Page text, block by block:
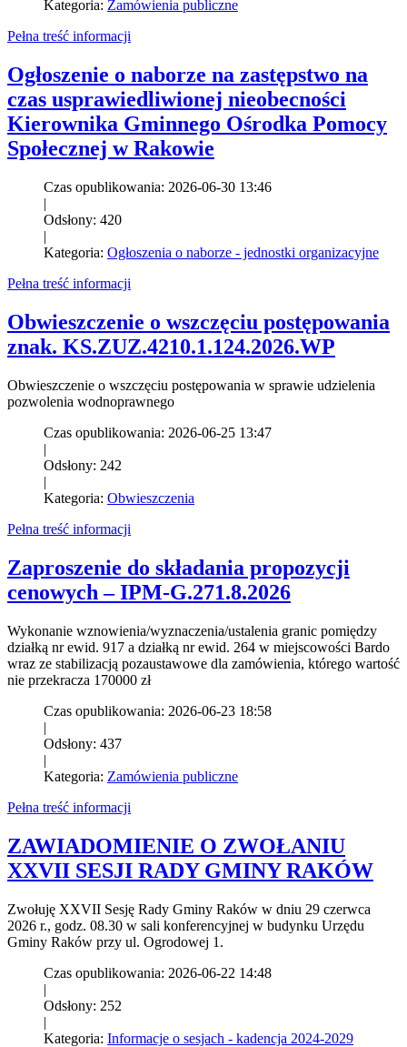
Kategoria: Zamówienia publiczne
Pełna treść informacji
Ogłoszenie o naborze na zastępstwo na
czas usprawiedliwionej nieobecności
Kierownika Gminnego Ośrodka Pomocy
Społecznej w Rakowie
Czas opublikowania: 2026-06-30 13:46
|
Odsłony: 420
|
Kategoria: Ogłoszenia o naborze - jednostki organizacyjne
Pełna treść informacji
Obwieszczenie o wszczęciu postępowania
znak. KS.ZUZ.4210.1.124.2026.WP
Obwieszczenie o wszczęciu postępowania w sprawie udzielenia
pozwolenia wodnoprawnego
Czas opublikowania: 2026-06-25 13:47
|
Odsłony: 242
|
Kategoria: Obwieszczenia
Pełna treść informacji
Zaproszenie do składania propozycji
cenowych – IPM-G.271.8.2026
Wykonanie wznowienia/wyznaczenia/ustalenia granic pomiędzy
działką nr ewid. 917 a działką nr ewid. 264 w miejscowości Bardo
wraz ze stabilizacją pozaustawowe dla zamówienia, którego wartość
nie przekracza 170000 zł
Czas opublikowania: 2026-06-23 18:58
|
Odsłony: 437
|
Kategoria: Zamówienia publiczne
Pełna treść informacji
ZAWIADOMIENIE O ZWOŁANIU
XXVII SESJI RADY GMINY RAKÓW
Zwołuję XXVII Sesję Rady Gminy Raków w dniu 29 czerwca
2026 r., godz. 08.30 w sali konferencyjnej w budynku Urzędu
Gminy Raków przy ul. Ogrodowej 1.
Czas opublikowania: 2026-06-22 14:48
|
Odsłony: 252
|
Kategoria: Informacje o sesjach - kadencja 2024-2029